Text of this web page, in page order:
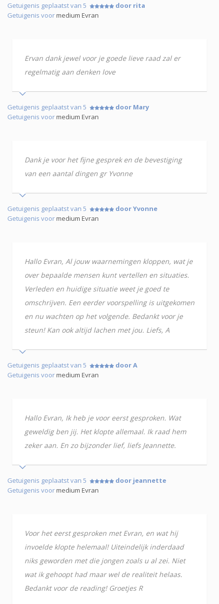
Getuigenis geplaatst van 5
door rita
Getuigenis voormedium Evran
Ervan dank jewel voor je goede lieve raad zal er
regelmatig aan denken love
Getuigenis geplaatst van 5
door Mary
Getuigenis voormedium Evran
Dank je voor het fijne gesprek en de bevestiging
van een aantal dingen gr Yvonne
Getuigenis geplaatst van 5
door Yvonne
Getuigenis voormedium Evran
Hallo Evran, Al jouw waarnemingen kloppen, wat je
over bepaalde mensen kunt vertellen en situaties.
Verleden en huidige situatie weet je goed te
omschrijven. Een eerder voorspelling is uitgekomen
en nu wachten op het volgende. Bedankt voor je
steun! Kan ook altijd lachen met jou. Liefs, A
Getuigenis geplaatst van 5
door A
Getuigenis voormedium Evran
Hallo Evran, Ik heb je voor eerst gesproken. Wat
geweldig ben jij. Het klopte allemaal. Ik raad hem
zeker aan. En zo bijzonder lief, liefs Jeannette.
Getuigenis geplaatst van 5
door jeannette
Getuigenis voormedium Evran
Voor het eerst gesproken met Evran, en wat hij
invoelde klopte helemaal! Uiteindelijk inderdaad
niks geworden met die jongen zoals u al zei. Niet
wat ik gehoopt had maar wel de realiteit helaas.
Bedankt voor de reading! Groetjes R